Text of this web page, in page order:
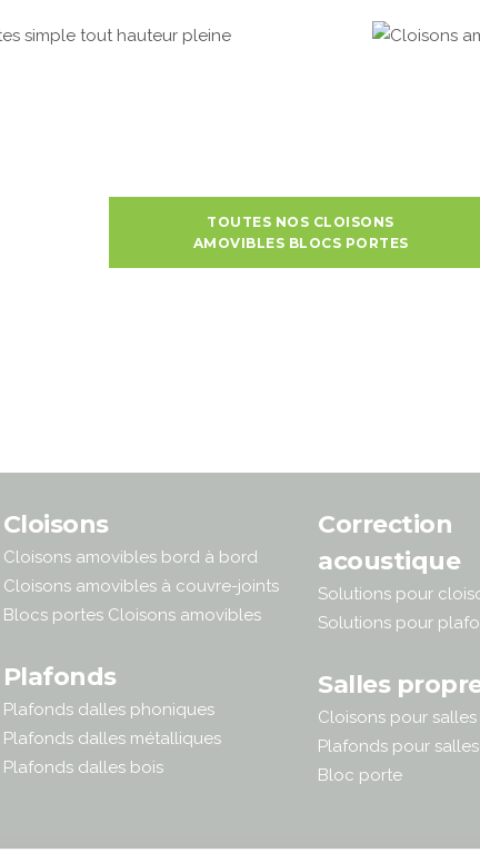
TOUTES NOS CLOISONS
AMOVIBLES BLOCS PORTES
Cloisons
Cloisons amovibles bord à bord
Cloisons amovibles à couvre-joints
Blocs portes Cloisons amovibles
Plafonds
Plafonds dalles phoniques
Plafonds dalles métalliques
Plafonds dalles bois
Correction
acoustique
Solutions pour
Solutions pour
Salles
Cloisons pour
Plafonds pour
Bloc porte